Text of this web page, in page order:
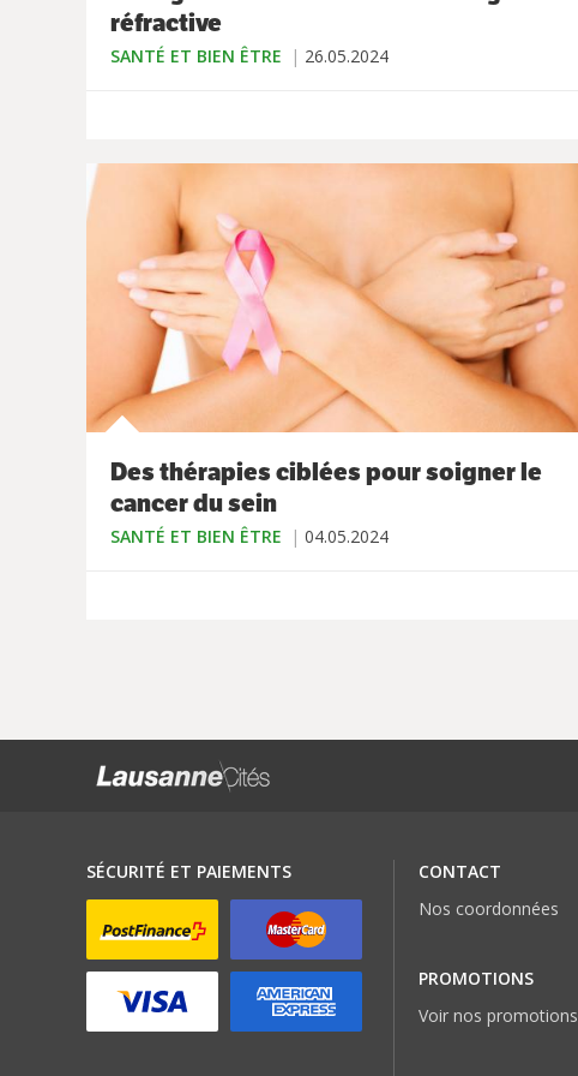
réfractive
SANTÉ ET BIEN ÊTRE 26.05.2024
Des thérapies ciblées pour soigner le
cancer du sein
SANTÉ ET BIEN ÊTRE 04.05.2024
SÉCURITÉ ET PAIEMENTS
CONTACT
Nos coordonnées
PROMOTIONS
Voir nos promotions